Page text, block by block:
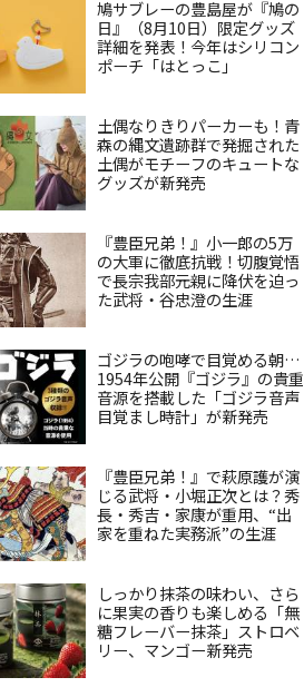
鳩サブレーの豊島屋が『鳩の
日』（8月10日）限定グッズ
詳細を発表！今年はシリコン
ポーチ「はとっこ」
土偶なりきりパーカーも！青
森の縄文遺跡群で発掘された
土偶がモチーフのキュートな
グッズが新発売
『豊臣兄弟！』小一郎の5万
の大軍に徹底抗戦！切腹覚悟
で長宗我部元親に降伏を迫っ
た武将・谷忠澄の生涯
ゴジラの咆哮で目覚める朝…
1954年公開『ゴジラ』の貴重
音源を搭載した「ゴジラ音声
目覚まし時計」が新発売
『豊臣兄弟！』で萩原護が演
じる武将・小堀正次とは？秀
長・秀吉・家康が重用、“出
家を重ねた実務派”の生涯
しっかり抹茶の味わい、さら
に果実の香りも楽しめる「無
糖フレーバー抹茶」ストロベ
リー、マンゴー新発売